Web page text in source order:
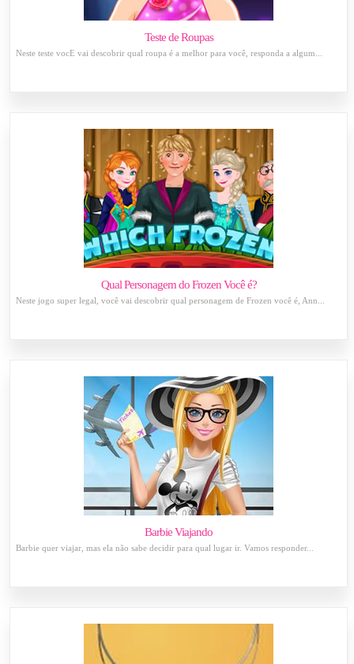
Teste de Roupas
Neste teste vocÊ vai descobrir qual roupa é a melhor para você, responda a algum...
Qual Personagem do Frozen Você é?
Neste jogo super legal, você vai descobrir qual personagem de Frozen você é, Ann...
Barbie Viajando
Barbie quer viajar, mas ela não sabe decidir para qual lugar ir. Vamos responder...